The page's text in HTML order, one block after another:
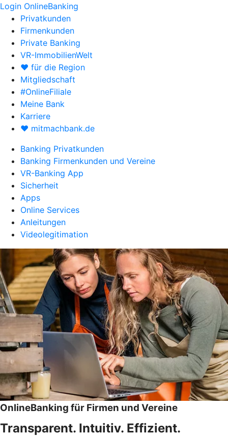
Login OnlineBanking
Privatkunden
Firmenkunden
Private Banking
VR-ImmobilienWelt
♥ für die Region
Mitgliedschaft
#OnlineFiliale
Meine Bank
Karriere
♥ mitmachbank.de
Banking Privatkunden
Banking Firmenkunden und Vereine
VR-Banking App
Sicherheit
Apps
Online Services
Anleitungen
Videolegitimation
OnlineBanking für Firmen und Vereine
Transparent. Intuitiv. Effizient.